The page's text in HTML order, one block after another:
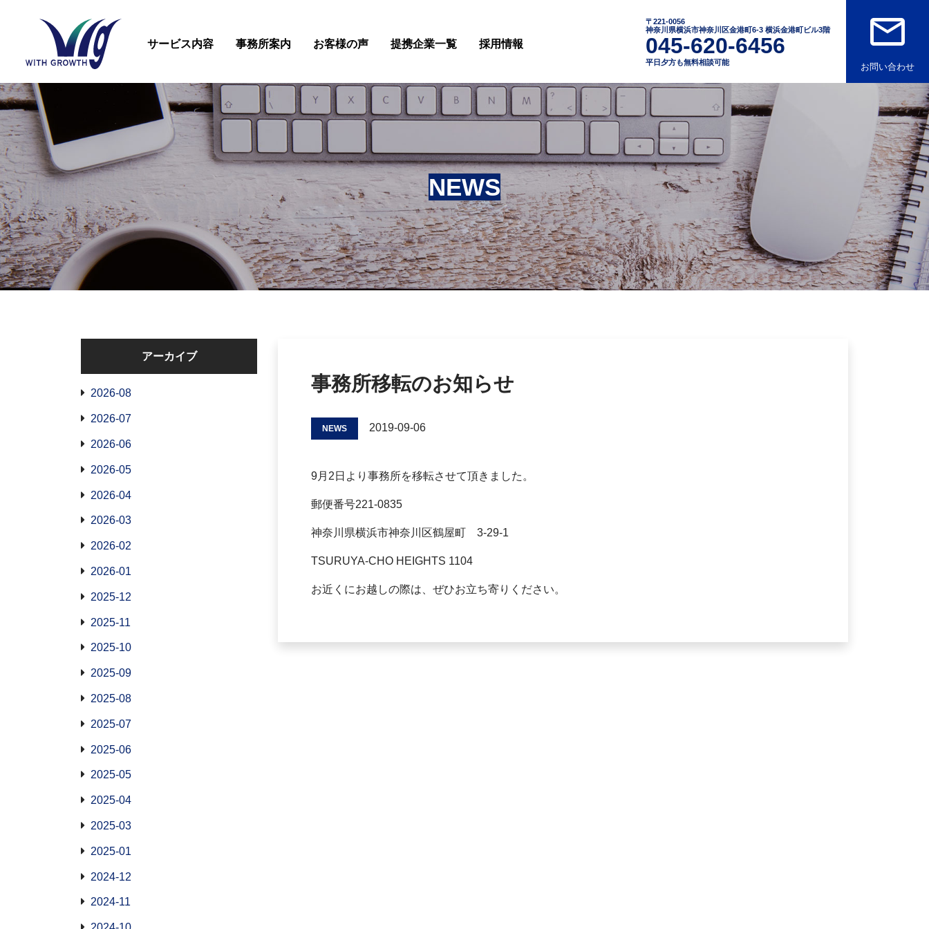
サービス内容 事務所案内 お客様の声 提携企業一覧 採用情報
〒221-0056
神奈川県横浜市神奈川区金港町6-3 横浜金港町ビル3階
045-620-6456
平日夕方も無料相談可能
mail_outline
お問い合わせ
NEWS
事務所移転のお知らせ
NEWS 2019-09-06
9月2日より事務所を移転させて頂きました。
郵便番号221-0835
神奈川県横浜市神奈川区鶴屋町 3-29-1
TSURUYA-CHO HEIGHTS 1104
お近くにお越しの際は、ぜひお立ち寄りください。
アーカイブ
2026-08
2026-07
2026-06
2026-05
2026-04
2026-03
2026-02
2026-01
2025-12
2025-11
2025-10
2025-09
2025-08
2025-07
2025-06
2025-05
2025-04
2025-03
2025-01
2024-12
2024-11